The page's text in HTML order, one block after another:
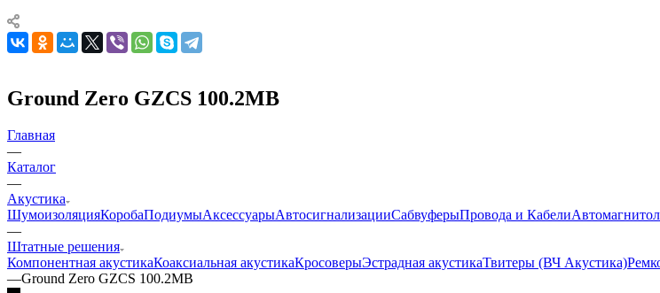
Ground Zero GZCS 100.2MB
Главная
—
Каталог
—
Акустика
ШумоизоляцияКоробаПодиумыАксессуарыАвтосигнализацииСабвуферыПровода и Кабели
—
Штатные решения
Компонентная акустикаКоаксиальная акустикаКросоверыЭстрадная акустикаТвитеры (ВЧ Акустика)
—Ground Zero GZCS 100.2MB